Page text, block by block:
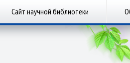
Сайт научной библиотеки